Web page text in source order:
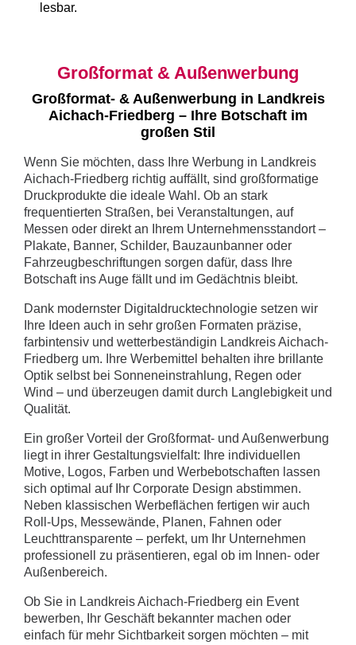
lesbar.
Großformat & Außenwerbung
Großformat- & Außenwerbung in Landkreis
Aichach-Friedberg – Ihre Botschaft im
großen Stil
Wenn Sie möchten, dass Ihre Werbung in Landkreis
Aichach-Friedberg richtig auffällt, sind großformatige
Druckprodukte die ideale Wahl. Ob an stark
frequentierten Straßen, bei Veranstaltungen, auf
Messen oder direkt an Ihrem Unternehmensstandort –
Plakate, Banner, Schilder, Bauzaunbanner oder
Fahrzeugbeschriftungen sorgen dafür, dass Ihre
Botschaft ins Auge fällt und im Gedächtnis bleibt.
Dank modernster Digitaldrucktechnologie setzen wir
Ihre Ideen auch in sehr großen Formaten präzise,
farbintensiv und wetterbeständigin Landkreis Aichach-
Friedberg um. Ihre Werbemittel behalten ihre brillante
Optik selbst bei Sonneneinstrahlung, Regen oder
Wind – und überzeugen damit durch Langlebigkeit und
Qualität.
Ein großer Vorteil der Großformat- und Außenwerbung
liegt in ihrer Gestaltungsvielfalt: Ihre individuellen
Motive, Logos, Farben und Werbebotschaften lassen
sich optimal auf Ihr Corporate Design abstimmen.
Neben klassischen Werbeflächen fertigen wir auch
Roll-Ups, Messewände, Planen, Fahnen oder
Leuchttransparente – perfekt, um Ihr Unternehmen
professionell zu präsentieren, egal ob im Innen- oder
Außenbereich.
Ob Sie in Landkreis Aichach-Friedberg ein Event
bewerben, Ihr Geschäft bekannter machen oder
einfach für mehr Sichtbarkeit sorgen möchten – mit